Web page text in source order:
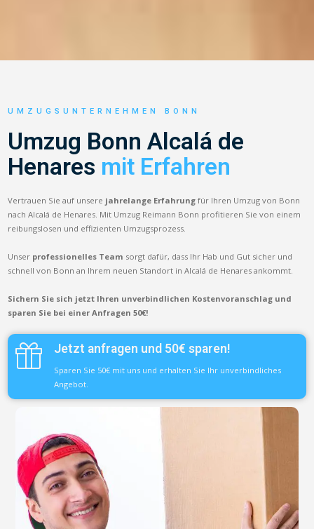
UMZUGSUNTERNEHMEN BONN
Umzug Bonn Alcalá de
Henares mit Erfahren
Vertrauen Sie auf unsere jahrelange Erfahrung für Ihren Umzug von Bonn
nach Alcalá de Henares. Mit Umzug Reimann Bonn profitieren Sie von einem
reibungslosen und effizienten Umzugsprozess.
Unser professionelles Team sorgt dafür, dass Ihr Hab und Gut sicher und
schnell von Bonn an Ihrem neuen Standort in Alcalá de Henares ankommt.
Sichern Sie sich jetzt Ihren unverbindlichen Kostenvoranschlag und
sparen Sie bei einer Anfragen 50€!
Jetzt anfragen und 50€ sparen!
Sparen Sie 50€ mit uns und erhalten Sie Ihr unverbindliches
Angebot.